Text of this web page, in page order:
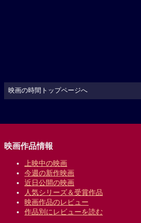
映画の時間トップページへ
映画作品情報
上映中の映画
今週の新作映画
近日公開の映画
人気シリーズ＆受賞作品
映画作品のレビュー
作品別にレビューを読む